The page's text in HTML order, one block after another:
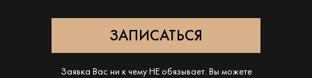
Заявка Вас ни к чему НЕ обязывает. Вы можете